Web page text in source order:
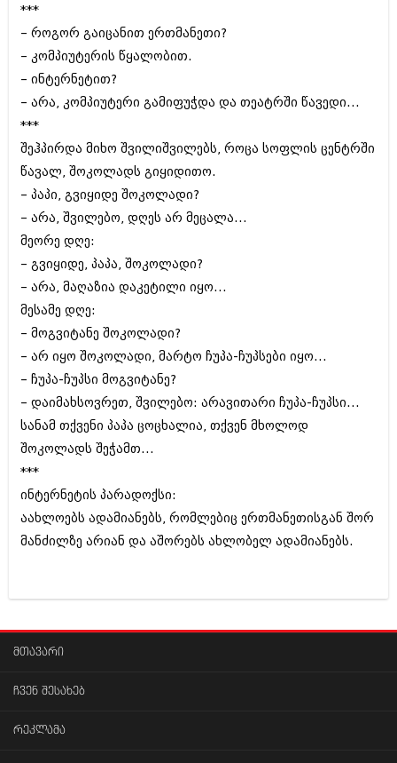
მარტი 2010 (454)
იანვარი 2010 (422)
დეკემბერი 2009 (510)
ნოემბერი 2009 (308)
აგვისტო 2009 (14)
ივლისი 2009 (118)
თებერვალი 0216 (1)
დეკემბერი 0215 (1)
ოქტომბერი 0215 (1)
აგვისტო 0215 (2)
აგვისტო 0212 (1)
ნოემბერი 0201 (1)
***
– როგორ გაიცანით ერთმანეთი?
– კომპიუტერის წყალობით.
– ინტერნეტით?
– არა‚ კომპიუტერი გამიფუჭდა და თეატრში წავედი...
***
შეჰპირდა მიხო შვილიშვილებს‚ როცა სოფლის ცენტრში
წავალ‚ შოკოლადს გიყიდითო.
– პაპი‚ გვიყიდე შოკოლადი?
– არა‚ შვილებო‚ დღეს არ მეცალა...
მეორე დღე:
– გვიყიდე‚ პაპა‚ შოკოლადი?
– არა‚ მაღაზია დაკეტილი იყო...
მესამე დღე:
– მოგვიტანე შოკოლადი?
– არ იყო შოკოლადი‚ მარტო ჩუპა-ჩუპსები იყო...
– ჩუპა-ჩუპსი მოგვიტანე?
– დაიმახსოვრეთ‚ შვილებო: არავითარი ჩუპა-ჩუპსი...
სანამ თქვენი პაპა ცოცხალია‚ თქვენ მხოლოდ
შოკოლადს შეჭამთ...
***
ინტერნეტის პარადოქსი:
აახლოებს ადამიანებს‚ რომლებიც ერთმანეთისგან შორ
მანძილზე არიან და აშორებს ახლობელ ადამიანებს.
მთავარი
ჩვენ შესახებ
რეკლამა